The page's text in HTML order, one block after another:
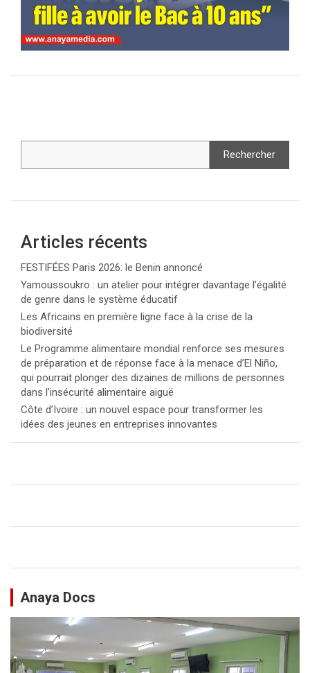
Rechercher
Articles récents
FESTIFÉES Paris 2026: le Benin annoncé
Yamoussoukro : un atelier pour intégrer davantage l’égalité
de genre dans le système éducatif
Les Africains en première ligne face à la crise de la
biodiversité
Le Programme alimentaire mondial renforce ses mesures
de préparation et de réponse face à la menace d’El Niño,
qui pourrait plonger des dizaines de millions de personnes
dans l’insécurité alimentaire aiguë
Côte d’Ivoire : un nouvel espace pour transformer les
idées des jeunes en entreprises innovantes
Anaya Docs